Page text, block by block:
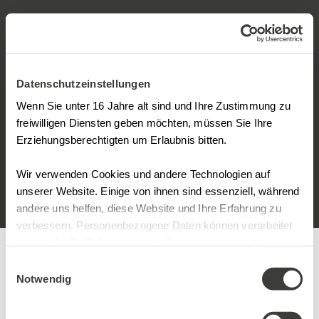
Datenschutzeinstellungen
Wenn Sie unter 16 Jahre alt sind und Ihre Zustimmung zu
freiwilligen Diensten geben möchten, müssen Sie Ihre
Erziehungsberechtigten um Erlaubnis bitten.
Wir verwenden Cookies und andere Technologien auf
unserer Website. Einige von ihnen sind essenziell, während
andere uns helfen, diese Website und Ihre Erfahrung zu
verbessern. Personenbezogene Daten können verarbeitet
Inhaltsmessung. Weitere Informationen über die
unserer Datenschutzerklärung. Sie können Ihre Auswahl
Notwendig
Weitere Termine